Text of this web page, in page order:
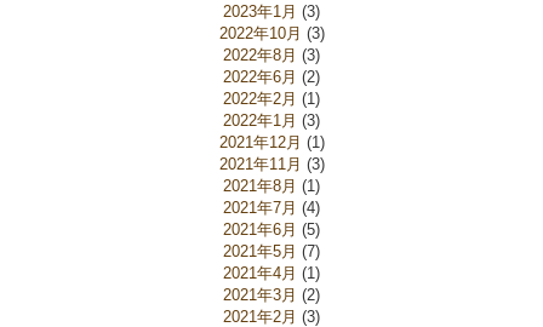
2023年1月 (3)
2022年10月 (3)
2022年8月 (3)
2022年6月 (2)
2022年2月 (1)
2022年1月 (3)
2021年12月 (1)
2021年11月 (3)
2021年8月 (1)
2021年7月 (4)
2021年6月 (5)
2021年5月 (7)
2021年4月 (1)
2021年3月 (2)
2021年2月 (3)